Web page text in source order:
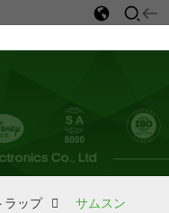
ラップ サムスン